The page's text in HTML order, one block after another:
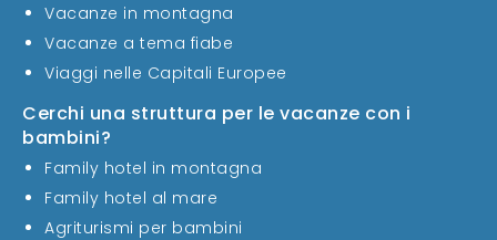
Vacanze in montagna
Vacanze a tema fiabe
Viaggi nelle Capitali Europee
Cerchi una struttura per le vacanze con i
bambini?
Family hotel in montagna
Family hotel al mare
Agriturismi per bambini